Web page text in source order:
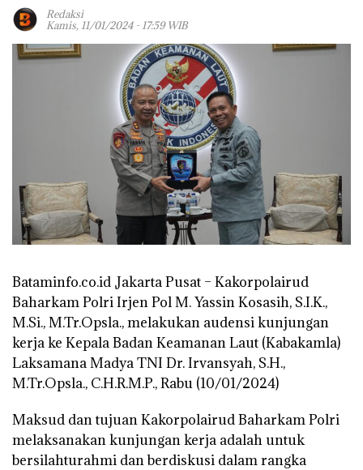
Redaksi
Kamis, 11/01/2024 - 17:59 WIB
Bataminfo.co.id ,Jakarta Pusat – Kakorpolairud
Baharkam Polri Irjen Pol M. Yassin Kosasih, S.I.K.,
M.Si., M.Tr.Opsla., melakukan audensi kunjungan
kerja ke Kepala Badan Keamanan Laut (Kabakamla)
Laksamana Madya TNI Dr. Irvansyah, S.H.,
M.Tr.Opsla., C.H.R.M.P., Rabu (10/01/2024)
Maksud dan tujuan Kakorpolairud Baharkam Polri
melaksanakan kunjungan kerja adalah untuk
bersilahturahmi dan berdiskusi dalam rangka